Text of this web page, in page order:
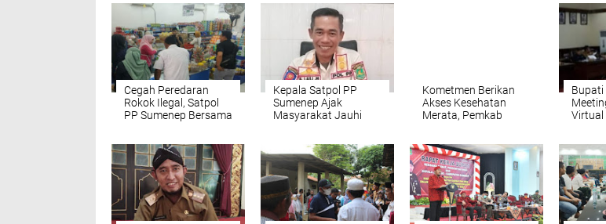
Cegah Peredaran
Rokok Ilegal, Satpol
PP Sumenep Bersama
Kepala Satpol PP
Sumenep Ajak
Masyarakat Jauhi
Kometmen Berikan
Akses Kesehatan
Merata, Pemkab
Bupati
Virtual